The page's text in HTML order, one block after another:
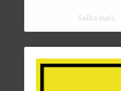
Saiba mais